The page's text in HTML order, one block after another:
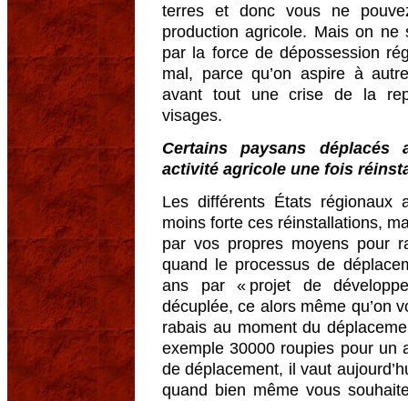
terres et donc vous ne
production agricole. Mais on
par la force de dépossession
mal, parce qu’on aspire à
avant tout une crise de la
visages.
Certains paysans déplacés
activité agricole une fois
Les différents États régionaux
moins forte ces réinstallations,
par vos propres moyens pour
quand le processus de
ans par « projet de
décuplée, ce alors même qu’on
rabais au moment du
exemple 30000 roupies pour un
de déplacement, il vaut
quand bien même vous